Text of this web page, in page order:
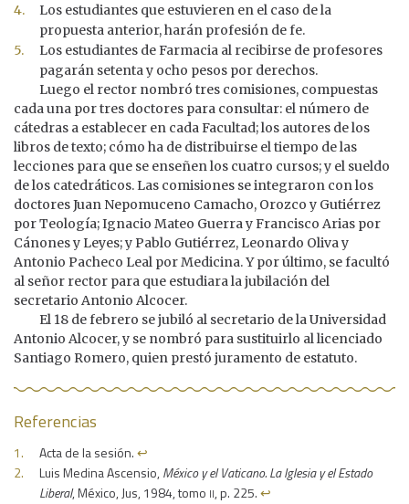
Los estudiantes que estuvieren en el caso de la
propuesta anterior, harán profesión de fe.
Los estudiantes de Farmacia al recibirse de profesores
pagarán setenta y ocho pesos por derechos.
Luego el rector nombró tres comisiones, compuestas
cada una por tres doctores para consultar: el número de
cátedras a establecer en cada Facultad; los autores de los
libros de texto; cómo ha de distribuirse el tiempo de las
lecciones para que se enseñen los cuatro cursos; y el sueldo
de los catedráticos. Las comisiones se integraron con los
doctores Juan Nepomuceno Camacho, Orozco y Gutiérrez
por Teología; Ignacio Mateo Guerra y Francisco Arias por
Cánones y Leyes; y Pablo Gutiérrez, Leonardo Oliva y
Antonio Pacheco Leal por Medicina. Y por último, se facultó
al señor rector para que estudiara la jubilación del
secretario Antonio Alcocer.
El 18 de febrero se jubiló al secretario de la Universidad
Antonio Alcocer, y se nombró para sustituirlo al licenciado
Santiago Romero, quien prestó juramento de estatuto.
Referencias
Acta de la sesión.↩︎
Luis Medina Ascensio,México y el Vaticano. La Iglesia y el Estado
Liberal, México, Jus, 1984, tomo ii, p. 225.↩︎